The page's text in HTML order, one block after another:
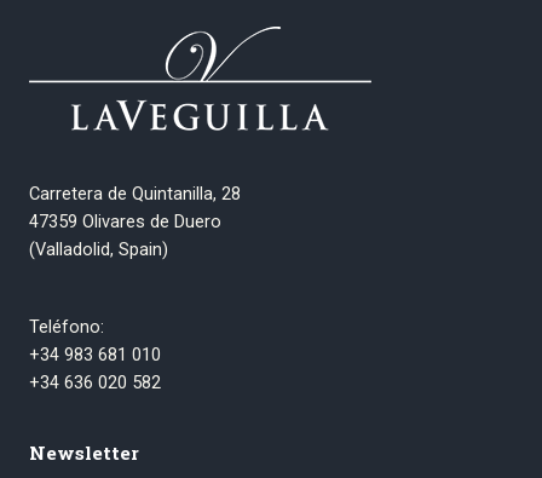
Carretera de Quintanilla, 28
47359 Olivares de Duero
(Valladolid, Spain)
Teléfono:
+34 983 681 010
+34 636 020 582
Newsletter